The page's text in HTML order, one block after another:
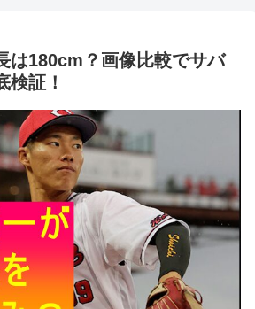
は180cm？画像比較でサバ
検証！